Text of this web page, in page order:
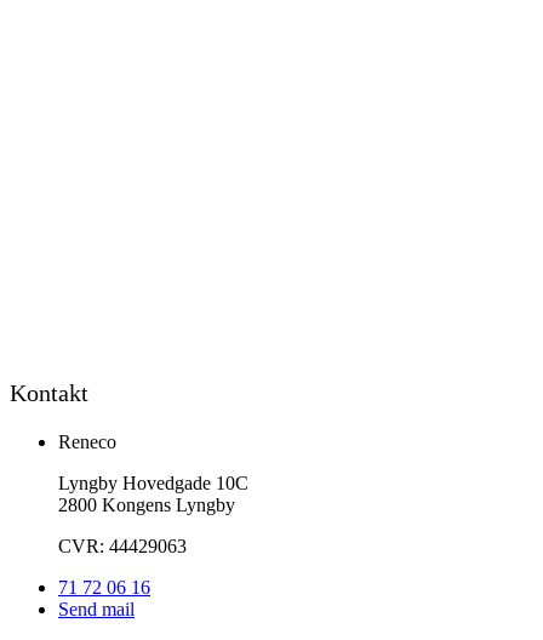
Kontakt
Reneco
Lyngby Hovedgade 10C
2800 Kongens Lyngby
CVR: 44429063
71 72 06 16
Send mail